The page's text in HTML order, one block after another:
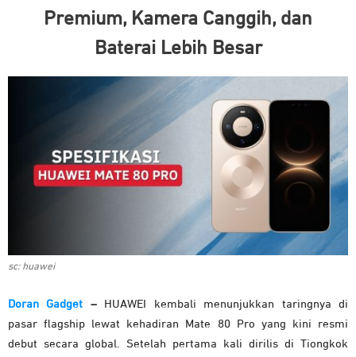
Premium, Kamera Canggih, dan
Baterai Lebih Besar
sc: huawei
Doran Gadget –HUAWEI kembali menunjukkan taringnya di
pasar flagship lewat kehadiran Mate 80 Pro yang kini resmi
debut secara global. Setelah pertama kali dirilis di Tiongkok